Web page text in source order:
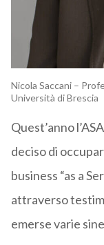
Nicola Saccani –
Università di Brescia
Quest’anno
deciso di
business “as a
attraverso
emerse varie